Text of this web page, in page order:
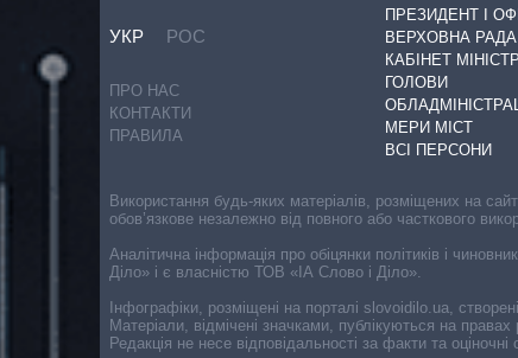
УКР РОС
ПРО НАС
КОНТАКТИ
ПРАВИЛА
ПРЕЗИДЕНТ І
ВЕРХОВНА РАДА
КАБІНЕТ
ГОЛОВИ
МЕРИ МІСТ
ВСІ ПЕРСОНИ
Використання будь-яких матеріалів, розміщених на
обов’язкове незалежно від повного або часткового
Аналітична інформація про обіцянки політиків і
Діло» і є власністю ТОВ «ІА Слово і Діло».
Інфографіки, розміщені на порталі slovoidilo.ua,
Матеріали, відмічені значками, публікуються на
Редакція не несе відповідальності за факти та